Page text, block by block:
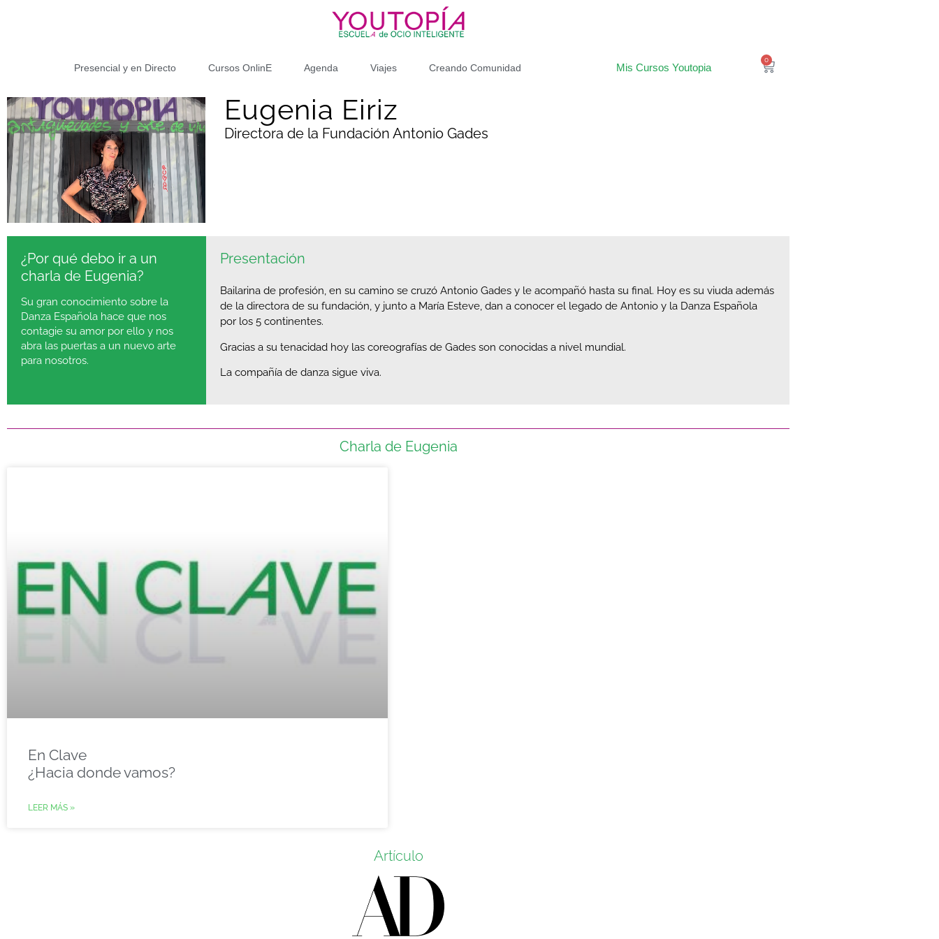
Presencial y en Directo Cursos OnlinE Agenda Viajes Creando Comunidad Mis Cursos Youtopia
0
Eugenia Eiriz
Directora de la Fundación Antonio Gades
¿Por qué debo ir a un
charla de Eugenia?
Su gran conocimiento sobre la
Danza Española hace que nos
contagie su amor por ello y nos
abra las puertas a un nuevo arte
para nosotros.
Presentación
Bailarina de profesión, en su camino se cruzó Antonio Gades y le acompañó hasta su final. Hoy es su viuda además
de la directora de su fundación, y junto a María Esteve, dan a conocer el legado de Antonio y la Danza Española
por los 5 continentes.
Gracias a su tenacidad hoy las coreografías de Gades son conocidas a nivel mundial.
La compañía de danza sigue viva.
Charla de Eugenia
En Clave
¿Hacia donde vamos?
LEER MÁS »
Artículo